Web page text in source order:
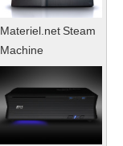
Materiel.net Steam
Machine